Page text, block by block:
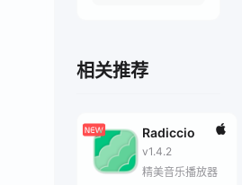
相关推荐
Radiccio
v1.4.2
精美音乐播放器